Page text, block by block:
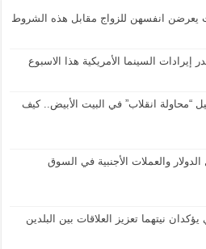
يعرضن انفسهن للزواج مقابل هذه الشروط
انقلاب” في البيت الأبيض.. كيف
والعملات الأجنبية في السوق
نيتهما تعزيز العلاقات بين البلدين